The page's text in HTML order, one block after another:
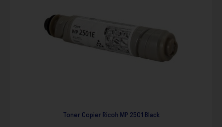
Toner Copier Ricoh MP 2501 Black